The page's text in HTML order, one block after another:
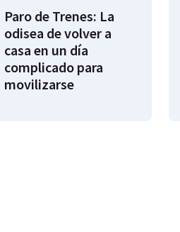
Paro de Trenes: La
odisea de volver a
casa en un día
complicado para
movilizarse